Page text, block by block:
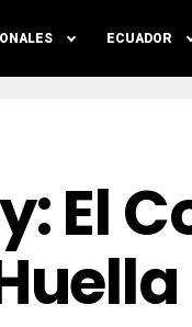
ECUADOR
El